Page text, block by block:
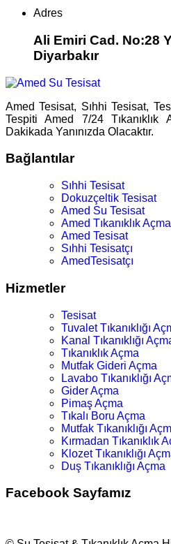
Adres
Ali Emiri Cad. No:28
Diyarbakır
Amed Tesisat, Sıhhi Tesisat,
Tespiti Amed 7/24 Tıkanıklık
Dakikada Yanınızda Olacaktır.
Bağlantılar
Sıhhi Tesisat
Dokuzçeltik Tesisat
Amed Su Tesisat
Amed Tıkanıklık Açma
Amed Tesisat
Sıhhi Tesisatçı
AmedTesisatçı
Hizmetler
Tesisat
Tuvalet Tıkanıklığı
Kanal Tıkanıklığı
Tıkanıklık Açma
Mutfak Gideri Açma
Lavabo Tıkanıklığı
Gider Açma
Pimaş Açma
Tıkalı Boru Açma
Mutfak Tıkanıklığı
Kırmadan Tıkanıklık
Klozet Tıkanıklığı
Duş Tıkanıklığı Açma
Facebook Sayfamız